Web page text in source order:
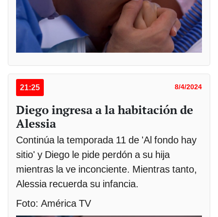
21:25 8/4/2024
Diego ingresa a la habitación de
Alessia
Continúa la temporada 11 de 'Al fondo hay
sitio' y Diego le pide perdón a su hija
mientras la ve inconciente. Mientras tanto,
Alessia recuerda su infancia.
Foto: América TV